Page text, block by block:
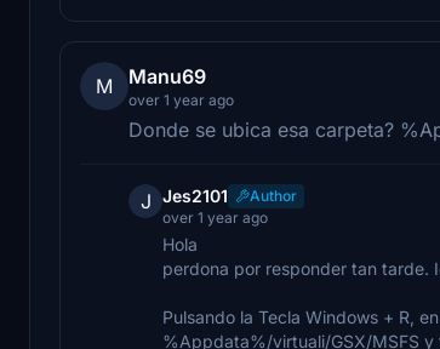
M Manu69
over 1 year ago
Donde se ubica esa carpeta?
J Jes2101
Author
over 1 year ago
Hola
perdona por responder tan tarde.
Pulsando la Tecla Windows + R,
%Appdata%/virtuali/GSX/MSFS